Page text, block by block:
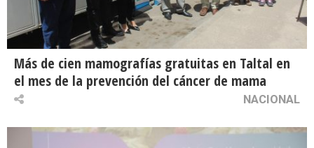
Más de cien mamografías gratuitas en Taltal en
el mes de la prevención del cáncer de mama
NACIONAL